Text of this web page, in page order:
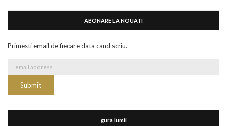
ABONARE LA NOUATI
Primesti email de fiecare data cand scriu.
gura lumii